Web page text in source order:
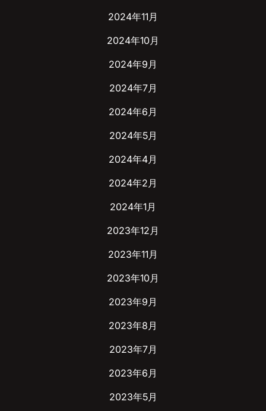
2024年11月
2024年10月
2024年9月
2024年7月
2024年6月
2024年5月
2024年4月
2024年2月
2024年1月
2023年12月
2023年11月
2023年10月
2023年9月
2023年8月
2023年7月
2023年6月
2023年5月